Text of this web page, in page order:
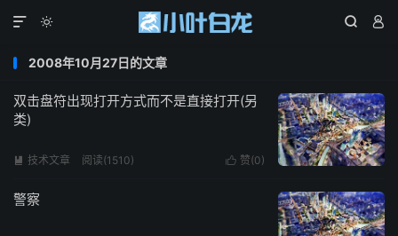
  

2008年10月27日的文章
双击盘符出现打开方式而不是直接打开(另
类)
 赞(0)
 技术文章 阅读(1510)
警察